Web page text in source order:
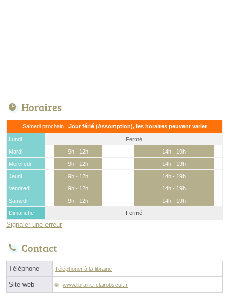
Horaires
Samedi prochain : Jour férié (Assomption), les horaires peuvent varier
Lundi
Fermé
Mardi
9h - 12h
14h - 19h
Mercredi
9h - 12h
14h - 19h
Jeudi
9h - 12h
14h - 19h
Vendredi
9h - 12h
14h - 19h
Samedi
9h - 12h
14h - 19h
Dimanche
Fermé
Signaler une erreur
Contact
Téléphone Téléphoner à la librairie
Site web www.librairie-clairobscur.fr